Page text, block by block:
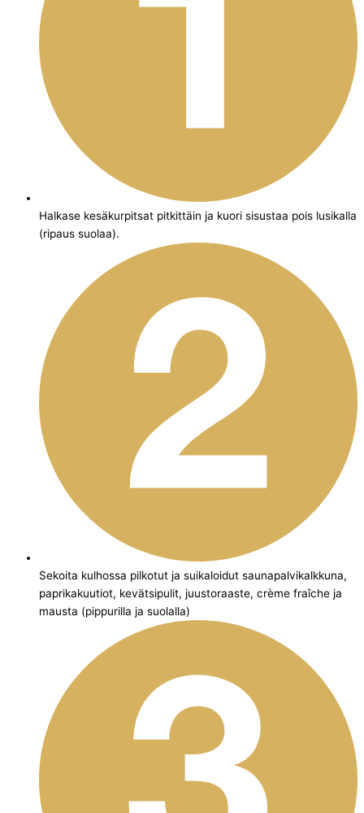
Halkase kesäkurpitsat pitkittäin ja kuori sisustaa pois lusikalla
(ripaus suolaa).
Sekoita kulhossa pilkotut ja suikaloidut saunapalvikalkkuna,
paprikakuutiot, kevätsipulit, juustoraaste, crème fraîche ja
mausta (pippurilla ja suolalla)